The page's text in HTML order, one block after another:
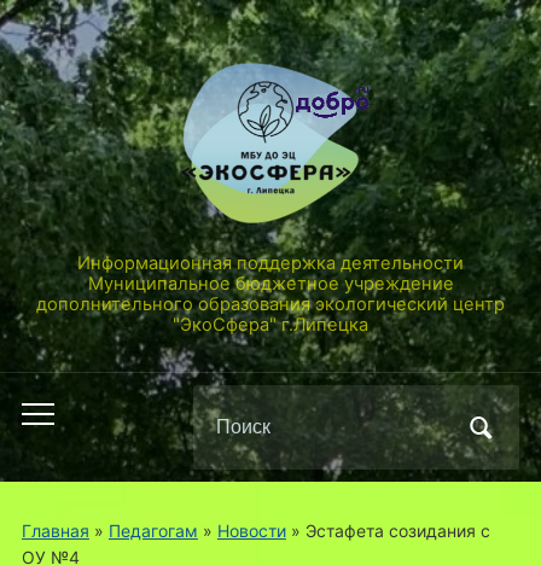
Информационная поддержка деятельности
Муниципальное бюджетное учреждение
дополнительного образования экологический центр
"ЭкоСфера" г.Липецка
Переключить
мобильное
меню
Поиск
по:
Главная » Педагогам » Новости» Эстафета созидания с
ОУ №4